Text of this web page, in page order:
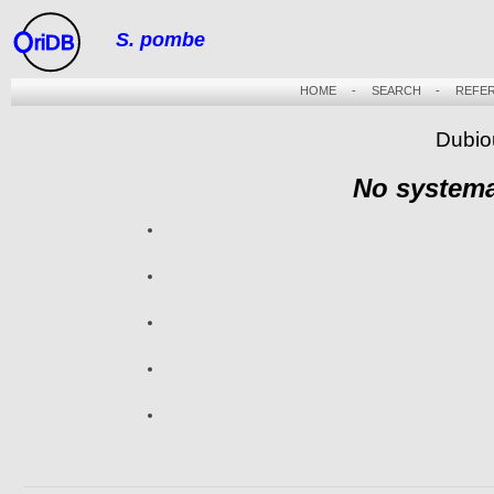
riDB S. pombe
HOME- SEARCH -
No